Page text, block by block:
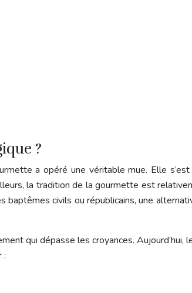
?
a opéré une véritable mue. Elle
la tradition de la gourmette est
baptêmes civils ou républicains, une
qui dépasse les croyances. Aujourd’hui,
: